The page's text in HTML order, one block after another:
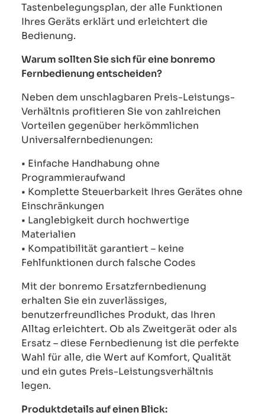
Tastenbelegungsplan, der alle Funktionen
Ihres Geräts erklärt und erleichtert die
Bedienung.
Warum sollten Sie sich für eine bonremo
Fernbedienung entscheiden?
Neben dem unschlagbaren Preis-Leistungs-
Verhältnis profitieren Sie von zahlreichen
Vorteilen gegenüber herkömmlichen
Universalfernbedienungen:
• Einfache Handhabung ohne
Programmieraufwand
• Komplette Steuerbarkeit Ihres Gerätes ohne
Einschränkungen
• Langlebigkeit durch hochwertige
Materialien
• Kompatibilität garantiert – keine
Fehlfunktionen durch falsche Codes
Mit der bonremo Ersatzfernbedienung
erhalten Sie ein zuverlässiges,
benutzerfreundliches Produkt, das Ihren
Alltag erleichtert. Ob als Zweitgerät oder als
Ersatz – diese Fernbedienung ist die perfekte
Wahl für alle, die Wert auf Komfort, Qualität
und ein gutes Preis-Leistungsverhältnis
legen.
Produktdetails auf einen Blick: